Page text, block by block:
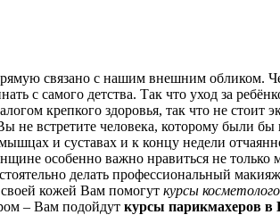
связано с нашим внешним обликом.
с самого детства. Так что уход за
крепкого здоровья, так что не
не встретите человека, которому были
и суставах и к концу недели
особенно важно нравиться не
делать профессиональный
кожей Вам помогут курсы
– Вам подойдут курсы парикмахеров